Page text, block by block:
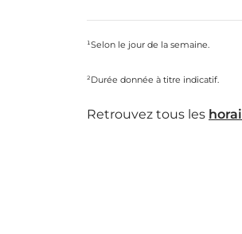
¹Selon le jour de la semaine.
²Durée donnée à titre indicatif.
Retrouvez tous les